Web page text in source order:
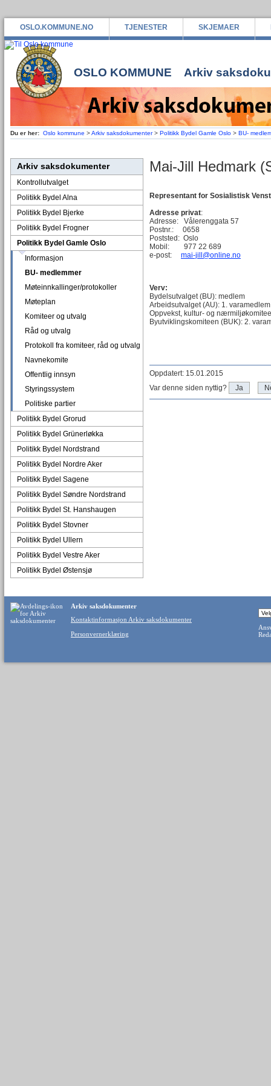
OSLO.KOMMUNE.NO TJENESTER SKJEMAER
OSLO KOMMUNE Arkiv
Du er her: Oslo kommune >Arkiv saksdokumenter> Politikk Bydel Gamle Oslo > BU-
Arkiv saksdokumenter
Kontrollutvalget
Politikk Bydel Alna
Politikk Bydel Bjerke
Politikk Bydel Frogner
Politikk Bydel Gamle Oslo
Informasjon
BU- medlemmer
Møteinnkallinger/protokoller
Møteplan
Komiteer og utvalg
Råd og utvalg
Protokoll fra komiteer, råd og utvalg
Navnekomite
Offentlig innsyn
Styringssystem
Politiske partier
Politikk Bydel Grorud
Politikk Bydel Grünerløkka
Politikk Bydel Nordstrand
Politikk Bydel Nordre Aker
Politikk Bydel Sagene
Politikk Bydel Søndre Nordstrand
Politikk Bydel St. Hanshaugen
Politikk Bydel Stovner
Politikk Bydel Ullern
Politikk Bydel Vestre Aker
Politikk Bydel Østensjø
Mai-Jill Hedmark
Representant for Sosialistisk
Adresse privat:
Adresse: Vålerenggata 57
Postnr.: 0658
Poststed: Oslo
Mobil: 977 22 689
e-post: mai-jill@online.no
Verv:
Bydelsutvalget (BU): medlem
Arbeidsutvalget (AU): 1. varamedlem
Oppvekst, kultur- og
Byutviklingskomiteen (BUK): 2.
Oppdatert: 15.01.2015
Var denne siden nyttig?
Ja
Arkiv saksdokumenter
Kontaktinformasjon Arkiv saksdokumenter
Personvernerklæring